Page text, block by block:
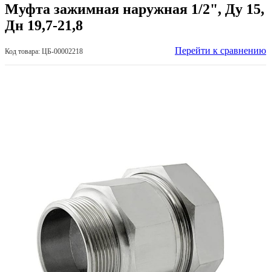
Муфта зажимная наружная 1/2", Ду 15,
Дн 19,7-21,8
Код товара: ЦБ-00002218 Перейти к сравнению